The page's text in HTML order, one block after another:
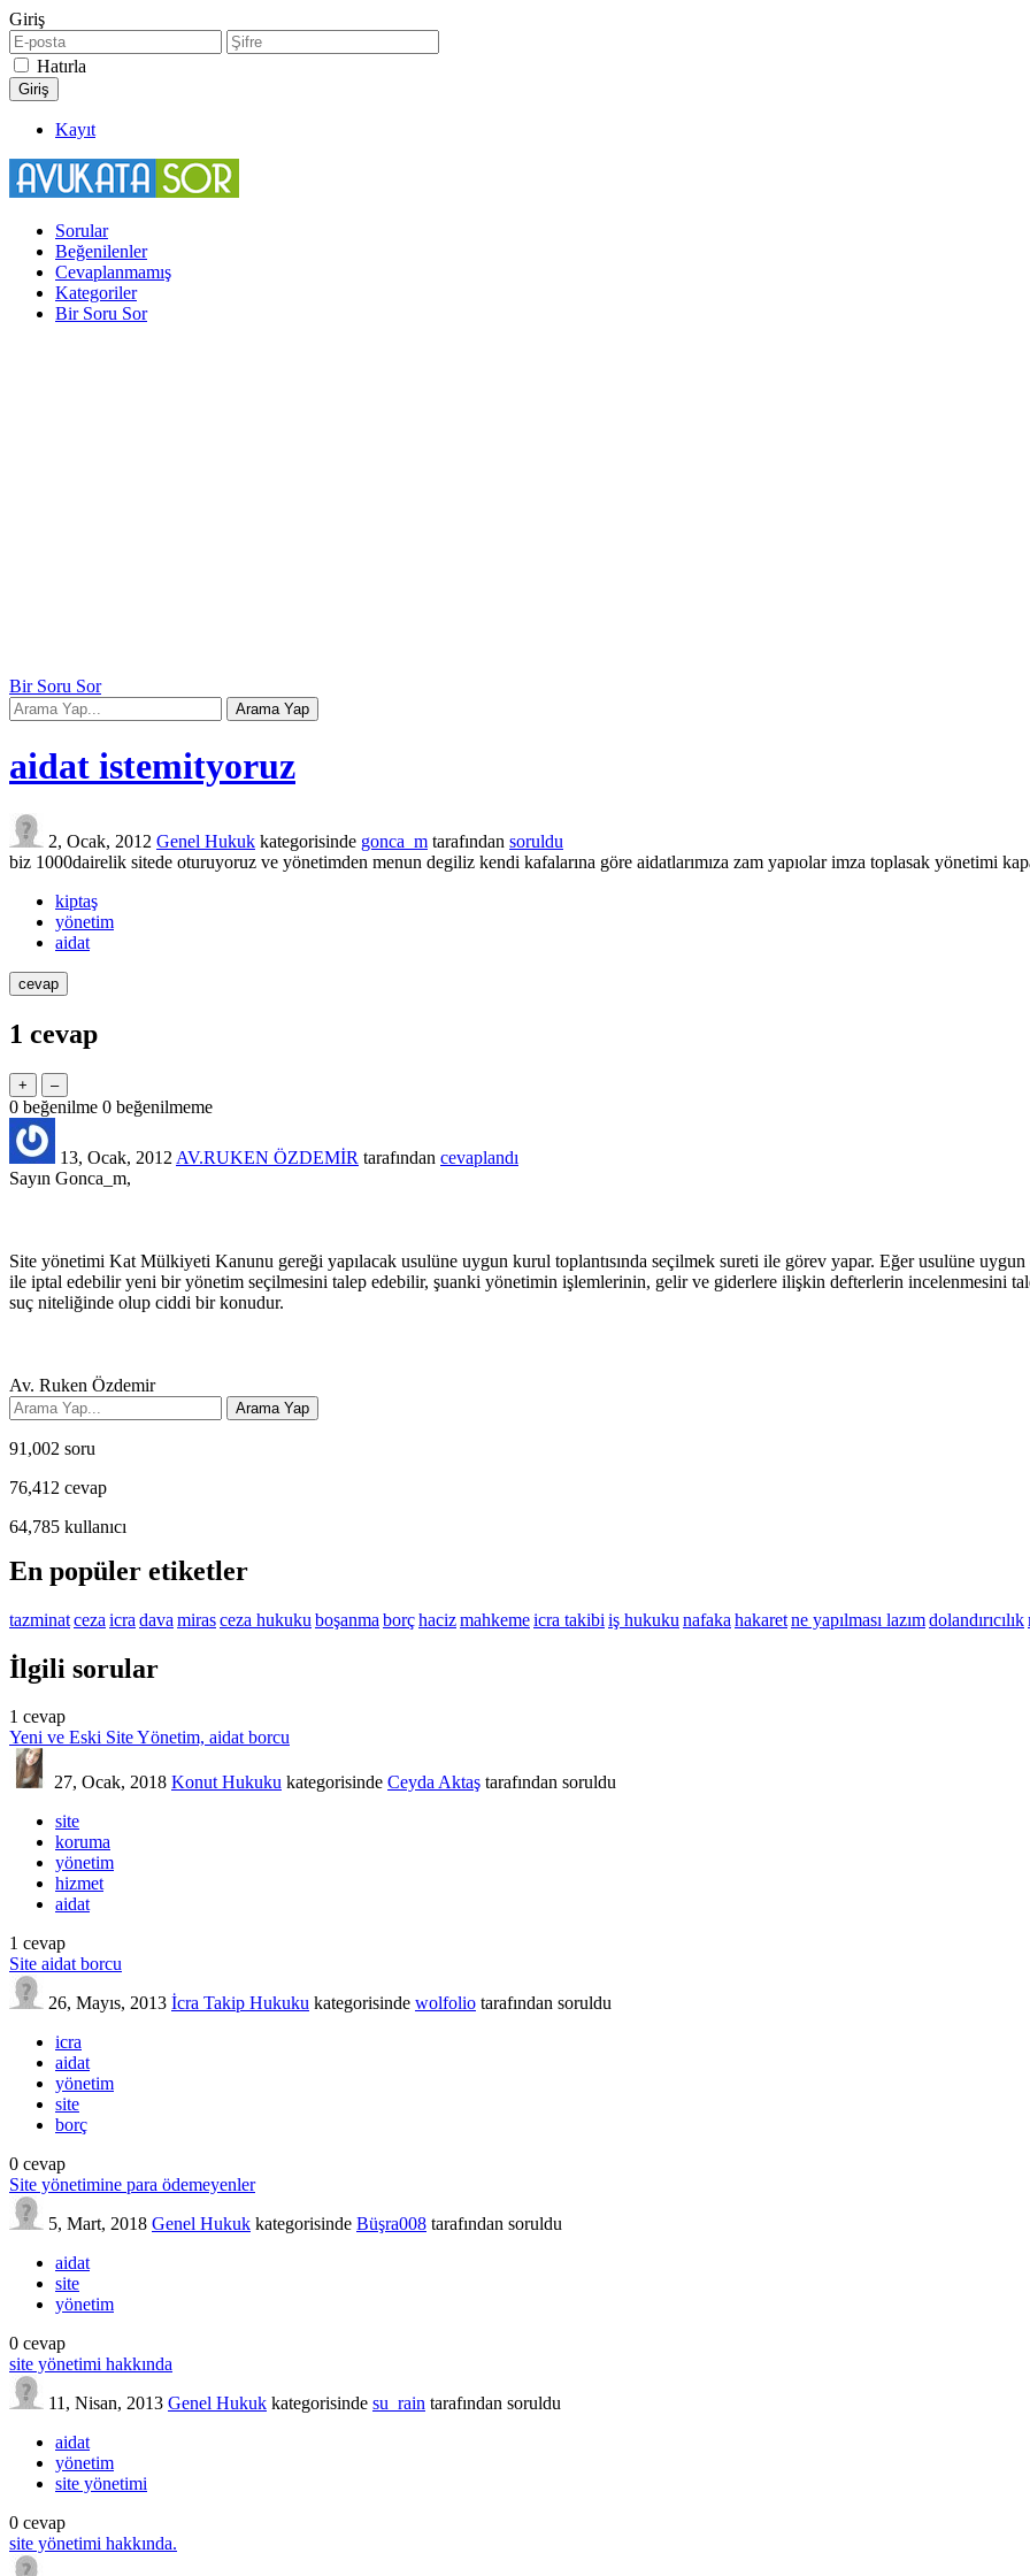
Giriş
Hatırla
Kayıt
Sorular
Beğenilenler
Cevaplanmamış
Kategoriler
Bir Soru Sor
Bir Soru Sor
aidat istemityoruz
2, Ocak, 2012 Genel Hukuk kategorisinde gonca_m tarafından soruldu
biz 1000dairelik sitede oturuyoruz ve yönetimden menun degiliz kendi kafalarına göre aidatlarımıza zam yapıolar imza toplasak yönetimi
kiptaş
yönetim
aidat
1 cevap
0 beğenilme 0 beğenilmeme
13, Ocak, 2012 AV.RUKEN ÖZDEMİR tarafından cevaplandı
Sayın Gonca_m,
Site yönetimi Kat Mülkiyeti Kanunu gereği yapılacak usulüne uygun kurul toplantısında seçilmek sureti ile görev yapar. Eğer usulüne uygun
ile iptal edebilir yeni bir yönetim seçilmesini talep edebilir, şuanki yönetimin işlemlerinin, gelir ve giderlere ilişkin defterlerin incelenmesini
suç niteliğinde olup ciddi bir konudur.
Av. Ruken Özdemir
91,002 soru
76,412 cevap
64,785 kullanıcı
En popüler etiketler
tazminatceza icra dava mirasceza hukuku boşanma borçhacizmahkemeicra takibi iş hukuku nafaka hakaretne yapılması lazımdolandırıcılık
İlgili sorular
1 cevap
Yeni ve Eski Site Yönetim, aidat borcu
27, Ocak, 2018 Konut Hukuku kategorisinde Ceyda Aktaş tarafından soruldu
site
koruma
yönetim
hizmet
aidat
1 cevap
Site aidat borcu
26, Mayıs, 2013 İcra Takip Hukuku kategorisinde wolfolio tarafından soruldu
icra
aidat
yönetim
site
borç
0 cevap
Site yönetimine para ödemeyenler
5, Mart, 2018 Genel Hukuk kategorisinde Büşra008 tarafından soruldu
aidat
site
yönetim
0 cevap
site yönetimi hakkında
11, Nisan, 2013 Genel Hukuk kategorisinde su_rain tarafından soruldu
aidat
yönetim
site yönetimi
0 cevap
site yönetimi hakkında.